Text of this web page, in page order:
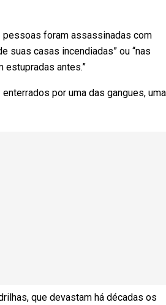
pessoas foram assassinadas com
suas casas incendiadas” ou “nas
estupradas antes.”
por uma das gangues, uma
que devastam há décadas os